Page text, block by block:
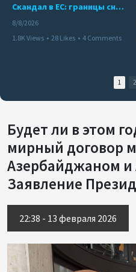
Скандал в ЕС: границы снова под контролем
8/8/2026
1.8K Views • 28 Likes • 4 Comments
1 2
Будет ли в этом
мирный договор
Азербайджаном и
Заявление
22:38 - 13 февраля 2026